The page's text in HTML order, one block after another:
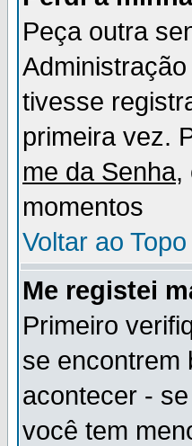
Peça outra
tivesse
primeira vez.
me da Senha,
momentos
Voltar ao Topo
Me registei
Primeiro
se encontrem
acontecer -
você tem